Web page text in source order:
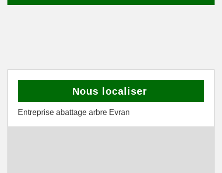
Nous localiser
Entreprise abattage arbre Evran